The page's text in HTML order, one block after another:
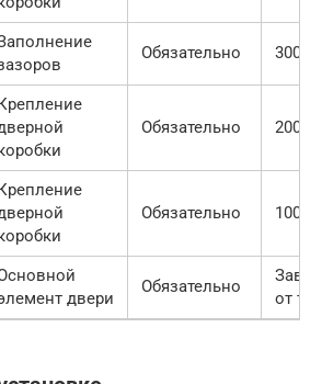
Обязательно 300-
Обязательно 200-
Обязательно 100-
двери
Обязательно
от